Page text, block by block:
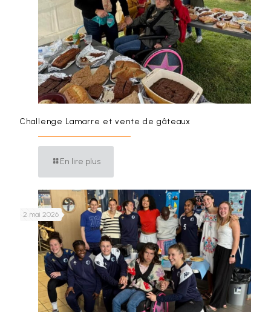
Challenge Lamarre et vente de gâteaux
En lire plus
2 mai 2026